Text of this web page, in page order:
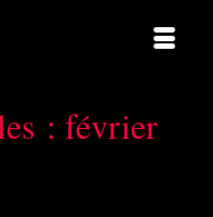
: février